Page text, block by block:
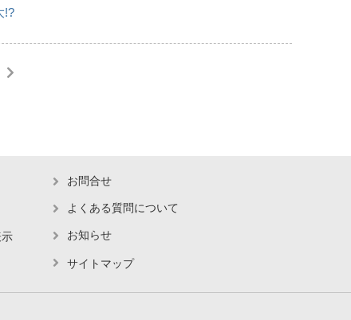
!?
お問合せ
よくある質問について
お知らせ
サイトマップ